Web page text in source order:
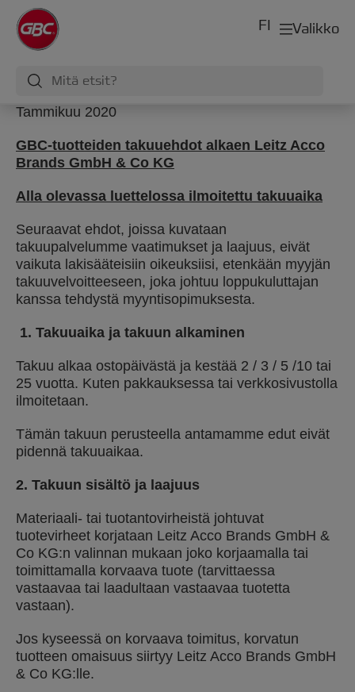
Valikko
FI
Tammikuu 2020
GBC-tuotteiden takuuehdot alkaen Leitz Acco
Brands GmbH & Co KG
Alla olevassa luettelossa ilmoitettu takuuaika
Seuraavat ehdot, joissa kuvataan
takuupalvelumme vaatimukset ja laajuus, eivät
vaikuta lakisääteisiin oikeuksiisi, etenkään myyjän
takuuvelvoitteeseen, joka johtuu loppukuluttajan
kanssa tehdystä myyntisopimuksesta.
1. Takuuaika ja takuun alkaminen
Takuu alkaa ostopäivästä ja kestää 2 / 3 / 5 /10 tai
25 vuotta. Kuten pakkauksessa tai verkkosivustolla
ilmoitetaan.
Tämän takuun perusteella antamamme edut eivät
pidennä takuuaikaa.
2. Takuun sisältö ja laajuus
Materiaali- tai tuotantovirheistä johtuvat
tuotevirheet korjataan Leitz Acco Brands GmbH &
Co KG:n valinnan mukaan joko korjaamalla tai
toimittamalla korvaava tuote (tarvittaessa
vastaavaa tai laadultaan vastaavaa tuotetta
vastaan).
Jos kyseessä on korvaava toimitus, korvatun
tuotteen omaisuus siirtyy Leitz Acco Brands GmbH
& Co KG:lle.